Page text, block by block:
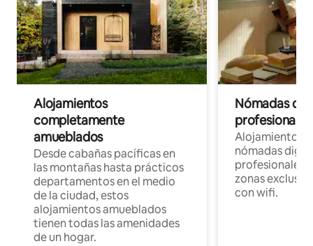
Alojamientos
completamente
amueblados
Desde cabañas pacíficas en
las montañas hasta prácticos
departamentos en el medio
de la ciudad, estos
alojamientos amueblados
tienen todas las amenidades
de un hogar.
Nómadas
Alojamientos
nómadas
profesionales
zonas
con wifi.